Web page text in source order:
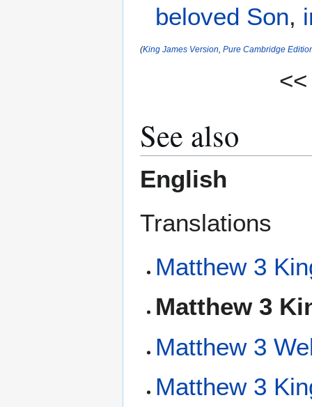
beloved Son,
(King James Version Pure Cambridge
See also
English
Translations
Matthew 3
Matthew 3
Matthew 3
Matthew 3